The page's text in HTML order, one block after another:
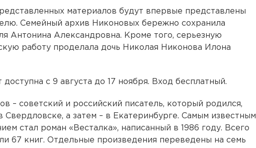
материалов будут впервые представлены
Семейный архив Никоновых бережно сохранила
Антонина Александровна. Кроме того, серьезную
работу проделала дочь Николая Никонова Илона
доступна с 9 августа до 17 ноября. Вход бесплатный.
– советский и российский писатель, который родился,
Свердловске, а затем – в Екатеринбурге. Самым известным
стал роман «Весталка», написанный в 1986 году. Всего
67 книг. Отдельные произведения переведены на семь